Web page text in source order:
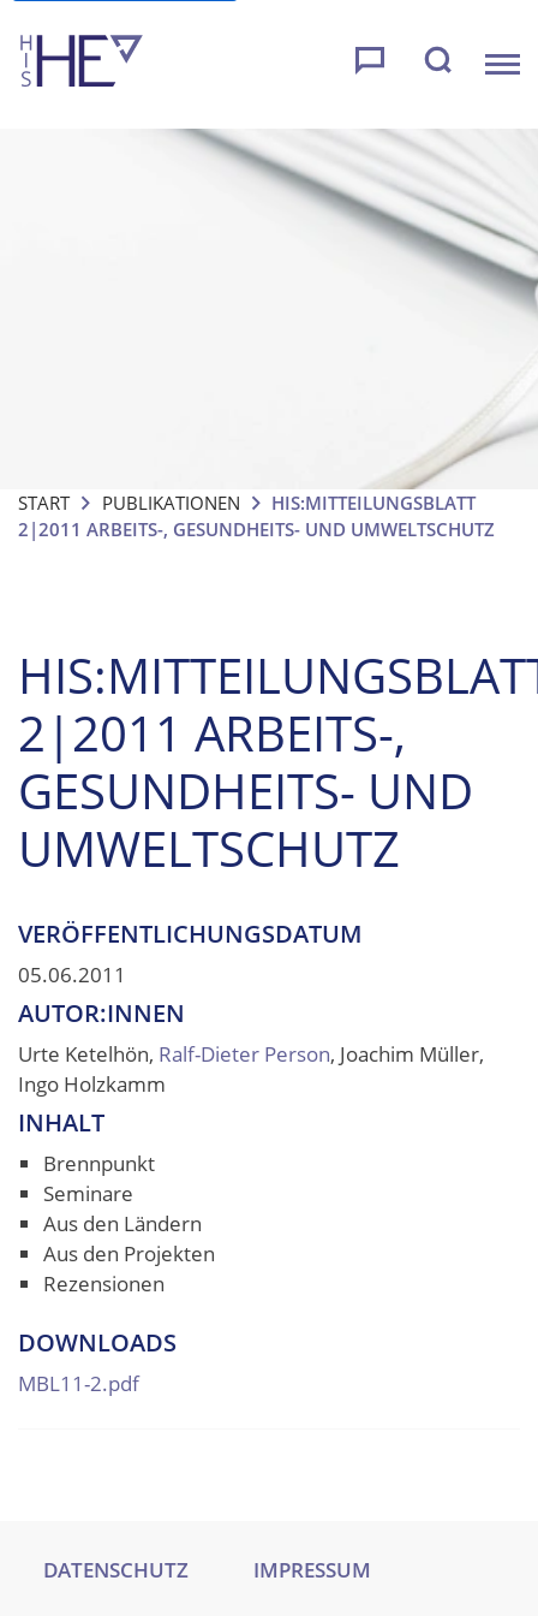
START PUBLIKATIONEN
HIS:MITTEILUNGSBLATT
2|2011 ARBEITS-, GESUNDHEITS- UND UMWELTSCHUTZ
2|2011 ARBEITS-,
GESUNDHEITS- UND
UMWELTSCHUTZ
VERÖFFENTLICHUNGSDATUM
05.06.2011
AUTOR:INNEN
Urte Ketelhön, Ralf-Dieter Person, Joachim Müller,
Ingo Holzkamm
INHALT
Brennpunkt
Seminare
Aus den Ländern
Aus den Projekten
Rezensionen
DOWNLOADS
MBL11-2.pdf
DATENSCHUTZ IMPRESSUM